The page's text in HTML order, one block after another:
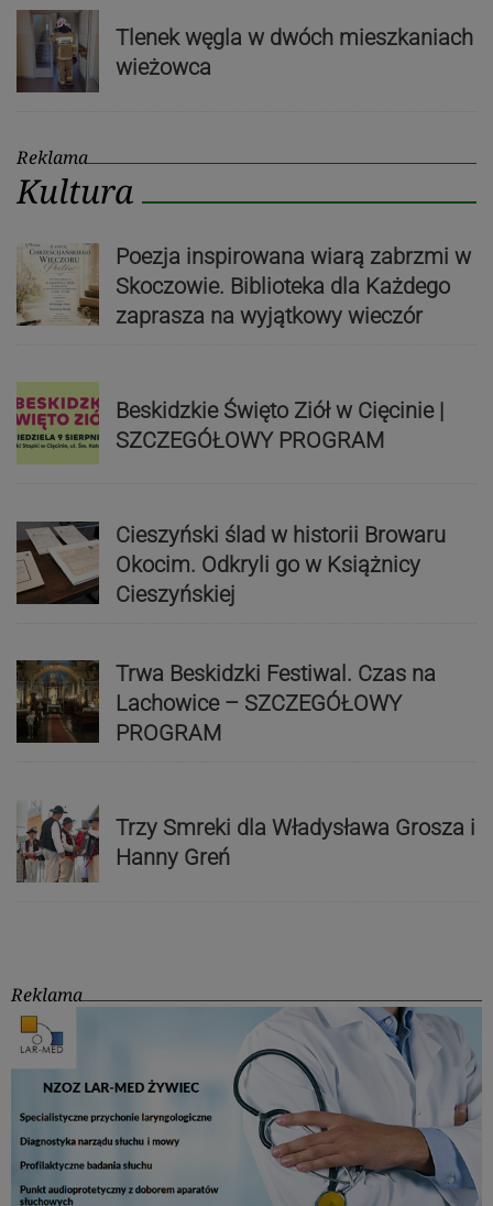
Tlenek węgla w dwóch mieszkaniach
wieżowca
Reklama
Kultura
Poezja inspirowana wiarą zabrzmi w
Skoczowie. Biblioteka dla Każdego
zaprasza na wyjątkowy wieczór
Beskidzkie Święto Ziół w Cięcinie |
SZCZEGÓŁOWY PROGRAM
Cieszyński ślad w historii Browaru
Okocim. Odkryli go w Książnicy
Cieszyńskiej
Trwa Beskidzki Festiwal. Czas na
Lachowice – SZCZEGÓŁOWY
PROGRAM
Trzy Smreki dla Władysława Grosza i
Hanny Greń
Reklama